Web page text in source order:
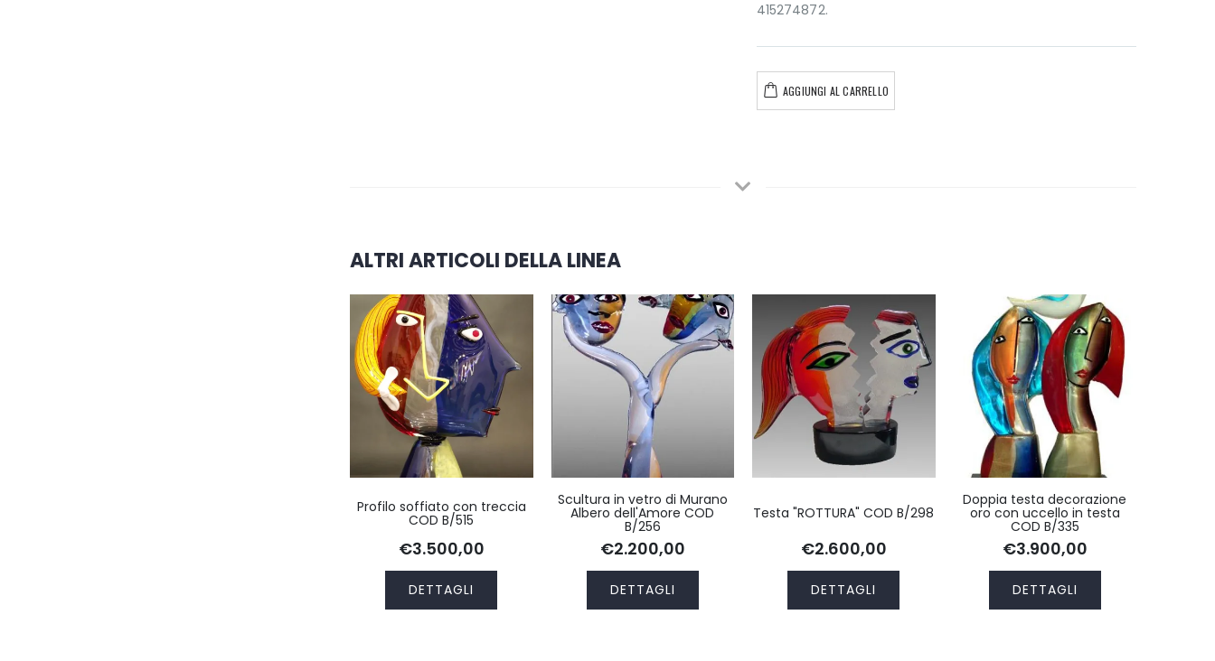
415274872.
AGGIUNGI AL CARRELLO
ALTRI ARTICOLI DELLA LINEA
Profilo soffiato con treccia
COD B/515
€3.500,00
DETTAGLI
Scultura in vetro di Murano
Albero dell'Amore COD
B/256
€2.200,00
DETTAGLI
Testa "ROTTURA" COD B/298
€2.600,00
DETTAGLI
Doppia testa decorazione
oro con uccello in testa
COD B/335
€3.900,00
DETTAGLI